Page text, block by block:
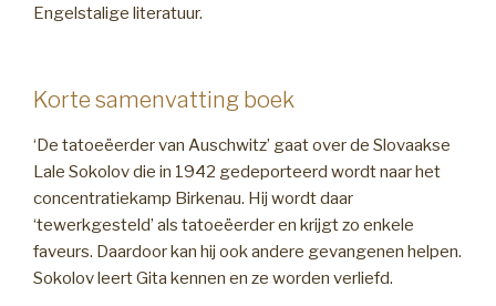
Engelstalige literatuur.
Korte samenvatting boek
‘De tatoeëerder van Auschwitz’ gaat over de Slovaakse
Lale Sokolov die in 1942 gedeporteerd wordt naar het
concentratiekamp Birkenau. Hij wordt daar
‘tewerkgesteld’ als tatoeëerder en krijgt zo enkele
faveurs. Daardoor kan hij ook andere gevangenen helpen.
Sokolov leert Gita kennen en ze worden verliefd.